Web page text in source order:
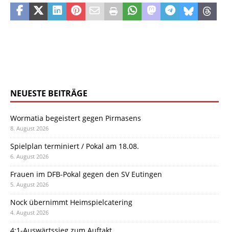
NEUESTE BEITRÄGE
Wormatia begeistert gegen Pirmasens
8. August 2026
Spielplan terminiert / Pokal am 18.08.
6. August 2026
Frauen im DFB-Pokal gegen den SV Eutingen
5. August 2026
Nock übernimmt Heimspielcatering
4. August 2026